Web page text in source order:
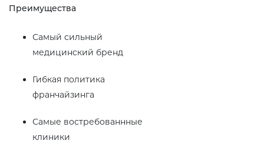
Преимущества
Самый сильный
медицинский бренд
Гибкая политика
франчайзинга
Самые востребованнные
клиники